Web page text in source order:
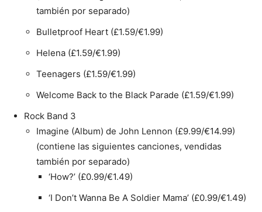
también por separado)
Bulletproof Heart (£1.59/€1.99)
Helena (£1.59/€1.99)
Teenagers (£1.59/€1.99)
Welcome Back to the Black Parade (£1.59/€1.99)
Rock Band 3
Imagine (Album) de John Lennon (£9.99/€14.99)
(contiene las siguientes canciones, vendidas
también por separado)
‘How?’ (£0.99/€1.49)
‘I Don’t Wanna Be A Soldier Mama’ (£0.99/€1.49)